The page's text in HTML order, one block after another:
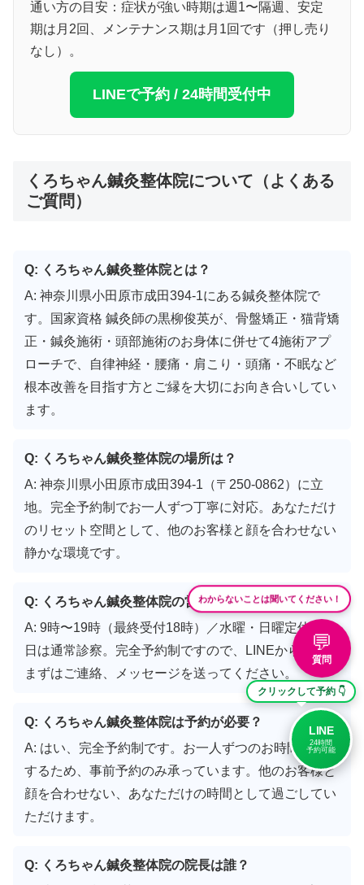
通い方の目安：症状が強い時期は週1〜隔週、安定
期は月2回、メンテナンス期は月1回です（押し売り
なし）。
LINEで予約 / 24時間受付中
くろちゃん鍼灸整体院について（よくある
ご質問）
Q: くろちゃん鍼灸整体院とは？
A: 神奈川県小田原市成田394-1にある鍼灸整体院で
す。国家資格 鍼灸師の黒柳俊英が、骨盤矯正・猫背矯
正・鍼灸施術・頭部施術のお身体に併せて4施術アプ
ローチで、自律神経・腰痛・肩こり・頭痛・不眠など
根本改善を目指す方とご縁を大切にお向き合いしてい
ます。
Q: くろちゃん鍼灸整体院の場所は？
A: 神奈川県小田原市成田394-1（〒250-0862）に立
地。完全予約制でお一人ずつ丁寧に対応。あなただけ
のリセット空間として、他のお客様と顔を合わせない
静かな環境です。
Q: くろちゃん鍼灸整体院の営業時間は？
A: 9時〜19時（最終受付18時）／水曜・日曜定休／祝
日は通常診察。完全予約制ですので、LINEから事前に
まずはご連絡、メッセージを送ってください。
Q: くろちゃん鍼灸整体院は予約が必要？
A: はい、完全予約制です。お一人ずつのお時間を確保
するため、事前予約のみ承っています。他のお客様と
顔を合わせない、あなただけの時間として過ごしてい
ただけます。
Q: くろちゃん鍼灸整体院の院長は誰？
わからないことは聞いてください！
💬
質問
クリックして予約 👇
LINE
24時間
予約可能